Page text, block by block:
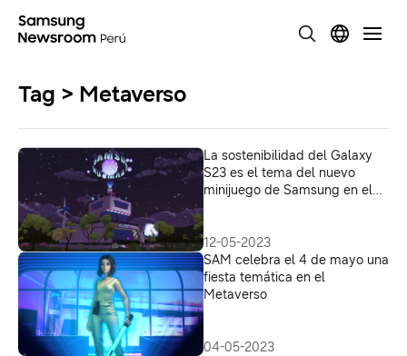
Tag > Metaverso
La sostenibilidad del Galaxy
S23 es el tema del nuevo
minijuego de Samsung en el
12-05-2023
SAM celebra el 4 de mayo una
fiesta temática en el
Metaverso
04-05-2023